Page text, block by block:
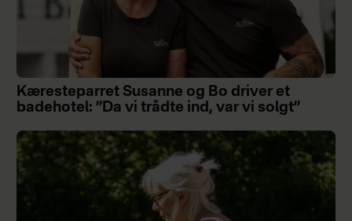
Kæresteparret Susanne og Bo driver et
badehotel: ”Da vi trådte ind, var vi solgt”